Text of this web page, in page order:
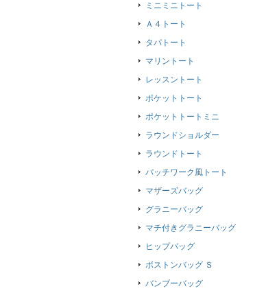
ミニミニトート
Ａ４トート
タパトート
マリントート
レッスントート
ポケットトート
ポケットトートミニ
ラウンドショルダー
ラウンドトート
パッチワーク風トート
マザーズバッグ
グラニーバッグ
マチ付きグラニーバッグ
ヒップバッグ
ボストンバッグ Ｓ
バンブーバッグ